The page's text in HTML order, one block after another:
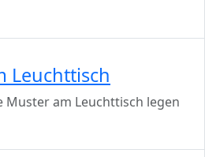
Leuchttisch
Muster am Leuchttisch legen